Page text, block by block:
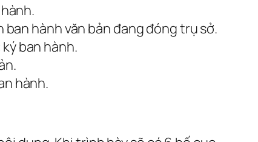
hành văn bản đang đóng trụ sở.
ban hành.
hành.